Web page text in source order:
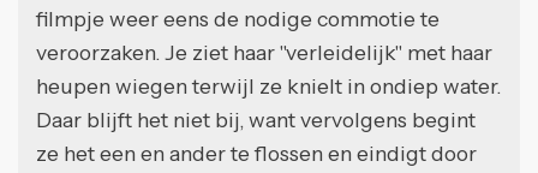
filmpje weer eens de nodige commotie te
veroorzaken. Je ziet haar "verleidelijk" met haar
heupen wiegen terwijl ze knielt in ondiep water.
Daar blijft het niet bij, want vervolgens begint
ze het een en ander te flossen en eindigt door